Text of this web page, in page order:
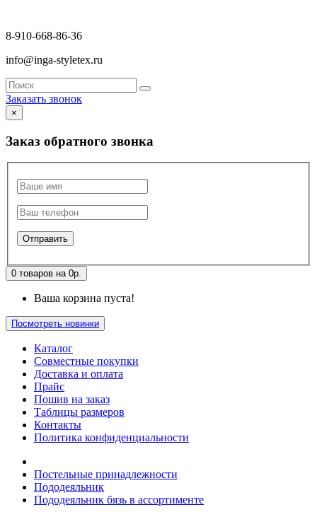
8-910-668-86-36
info@inga-styletex.ru
Заказать звонок
×
Заказ обратного звонка
0 товаров на 0р.
Ваша корзина пуста!
Посмотреть новинки
Каталог
Совместные покупки
Доставка и оплата
Прайс
Пошив на заказ
Таблицы размеров
Контакты
Политика конфиденциальности
Постельные принадлежности
Пододеяльник
Пододеяльник бязь в ассортименте